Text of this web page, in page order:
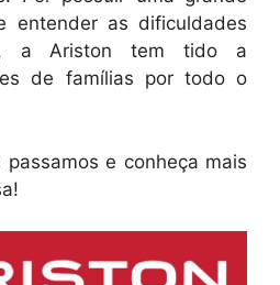
entender as dificuldades
a Ariston tem tido a
de famílias por todo o
e conheça mais